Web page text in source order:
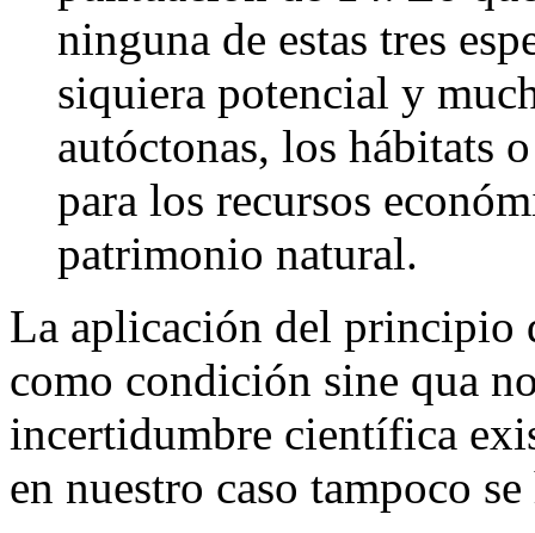
ninguna de estas tres
siquiera potencial y
autóctonas, los hábitats
para los recursos
patrimonio natural.
La aplicación del principio
como condición sine qua
incertidumbre científica
en nuestro caso tampoco se